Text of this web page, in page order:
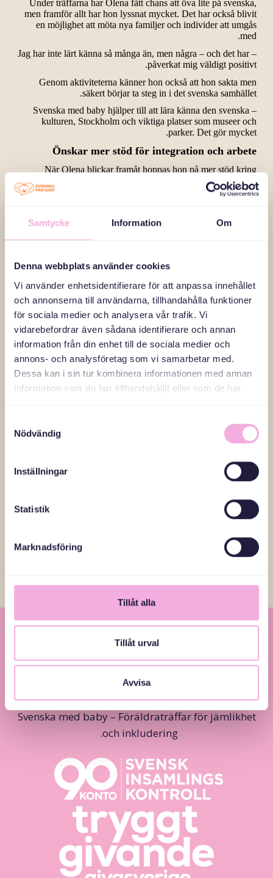
Samtycke Information Om
Denna webbplats använder cookies
Vi använder enhetsidentifierare för att anpassa innehållet
och annonserna till användarna, tillhandahålla funktioner
för sociala medier och analysera vår trafik. Vi
vidarebefordrar även sådana identifierare och annan
information från din enhet till de sociala medier och
annons- och analysföretag som vi samarbetar med.
Dessa kan i sin tur kombinera informationen med annan
information som du har tillhandahållit eller som de har
Nödvändig
Inställningar
Statistik
Marknadsföring
Tillåt alla
Tillåt urval
Avvisa
Under träffarna har Olena fått chans att öva lite på svenska,
men framför allt har hon lyssnat mycket. Det har också blivit
en möjlighet att möta nya familjer och individer att umgås
med.
– Jag har inte lärt känna så många än, men några – och det har
påverkat mig väldigt positivt.
Genom aktiviteterna känner hon också att hon sakta men
säkert börjar ta steg in i det svenska samhället.
– Svenska med baby hjälper till att lära känna den svenska
kulturen, Stockholm och viktiga platser som museer och
parker. Det gör mycket.
Önskar mer stöd för integration och arbete
När Olena blickar framåt hoppas hon på mer stöd kring
integration, språk och möjligheter att arbeta.
– Jag vill verkligen lära mig språket, hitta ett jobb, och få fler
mig av det jag kan.
Hon betonar också hur viktigt det är att våga delta i
– Att byta land är en stor stress för vem som helst. Därför är
rekommenderar verkligen att delta så mycket som möjligt.
En kultur som känns ny – men med öppningar för
Även om Olena ännu inte haft så mycket kontakt med
svenskar, börjar hon lägga märke till vissa skillnader mellan
den svenska kulturen och den ukrainska.
– Svenskar verkar vara mer reserverade och fokuserade på sitt
eget liv. De verkar också försöka undvika stress. Men jag
Svenska med baby – Föräldraträffar för jämlikhet
och inkludering.